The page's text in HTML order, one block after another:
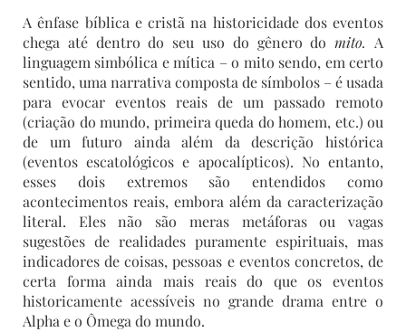
A ênfase bíblica e cristã na historicidade dos eventos
chega até dentro do seu uso do gênero domito.A
linguagem simbólica e mítica – o mito sendo, em certo
sentido, uma narrativa composta de símbolos – é usada
para evocar eventos reais de um passado remoto
(criação do mundo, primeira queda do homem, etc.) ou
de um futuro ainda além da descrição histórica
(eventos escatológicos e apocalípticos). No entanto,
esses dois extremos são entendidos como
acontecimentos reais, embora além da caracterização
literal. Eles não são meras metáforas ou vagas
sugestões de realidades puramente espirituais, mas
indicadores de coisas, pessoas e eventos concretos, de
certa forma ainda mais reais do que os eventos
historicamente acessíveis no grande drama entre o
Alpha e o Ômega do mundo.